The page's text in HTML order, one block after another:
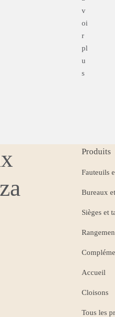
Produits
Fauteuils
Bureaux
Sièges et
Accueil
Cloisons
Tous les